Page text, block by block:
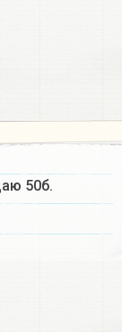
50б.